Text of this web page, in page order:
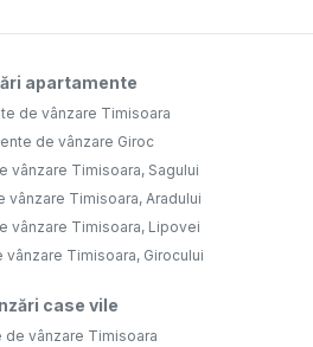
apartamente
de vânzare Timisoara
de vânzare Giroc
vânzare Timisoara, Sagului
vânzare Timisoara, Aradului
vânzare Timisoara, Lipovei
vânzare Timisoara, Girocului
case vile
de vânzare Timisoara